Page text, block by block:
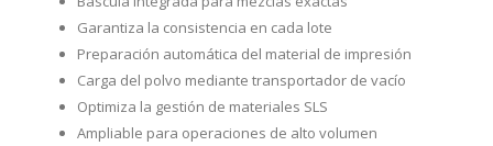
Garantiza la consistencia en cada lote
Preparación automática del material de impresión
Carga del polvo mediante transportador de vacío
Optimiza la gestión de materiales SLS
Ampliable para operaciones de alto volumen